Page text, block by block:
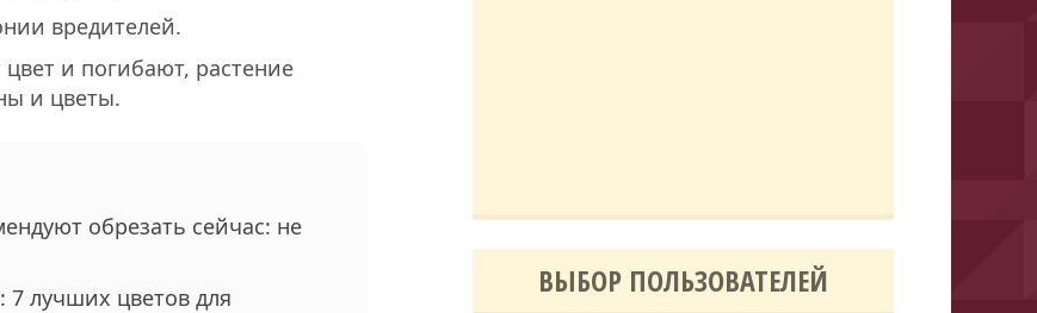
вредителей.
и погибают, растение
и цветы.
обрезать сейчас: не
7 лучших цветов для
ВЫБОР ПОЛЬЗОВАТЕЛЕЙ